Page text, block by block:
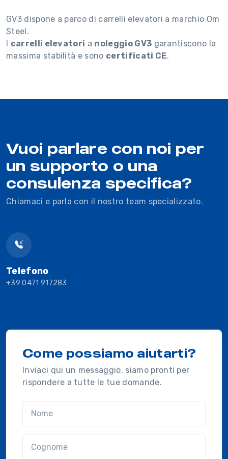
GV3 dispone a parco di carrelli elevatori a marchio Om
Steel.
I carrelli elevatori a noleggio GV3 garantiscono la
massima stabilità e sono certificati CE.
Vuoi parlare con noi per
un supporto o una
consulenza specifica?
Chiamaci e parla con il nostro team specializzato.
Telefono
+39 0471 917283
Come possiamo aiutarti?
Inviaci qui un messaggio, siamo pronti per
rispondere a tutte le tue domande.